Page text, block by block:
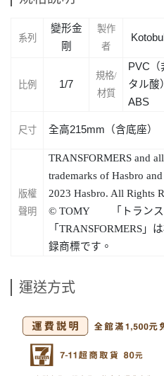
系列
變形金
剛
製作
者
比例 1/7
規格/
材質
PVC
タル酸）
ABS
尺寸 全高215mm（含底座）
版權
聲明
TRANSFORMERS and
trademarks of Hasbro
2023 Hasbro. All Rights
© TOMY 「トランス
「 TRANSFORMERS 」
録商標です。
運送方式